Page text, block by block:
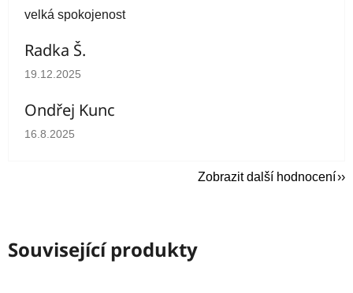
velká spokojenost
Radka Š.
Hodnocení obchodu je 5 z 5 hvězdiček.
19.12.2025
Ondřej Kunc
Hodnocení obchodu je 5 z 5 hvězdiček.
16.8.2025
Zobrazit další hodnocení
Související produkty